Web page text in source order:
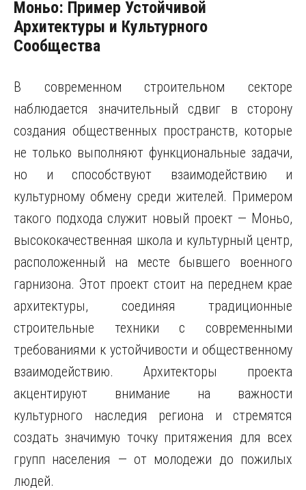
Моньо: Пример Устойчивой
Архитектуры и Культурного
Сообщества
В современном строительном секторе
наблюдается значительный сдвиг в сторону
создания общественных пространств, которые
не только выполняют функциональные задачи,
но и способствуют взаимодействию и
культурному обмену среди жителей. Примером
такого подхода служит новый проект — Моньо,
высококачественная школа и культурный центр,
расположенный на месте бывшего военного
гарнизона. Этот проект стоит на переднем крае
архитектуры, соединяя традиционные
строительные техники с современными
требованиями к устойчивости и общественному
взаимодействию. Архитекторы проекта
акцентируют внимание на важности
культурного наследия региона и стремятся
создать значимую точку притяжения для всех
групп населения — от молодежи до пожилых
людей.